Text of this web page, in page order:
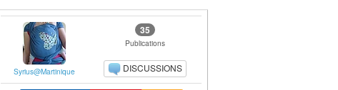
Syrius@Martinique
35
Publications
DISCUSSIONS